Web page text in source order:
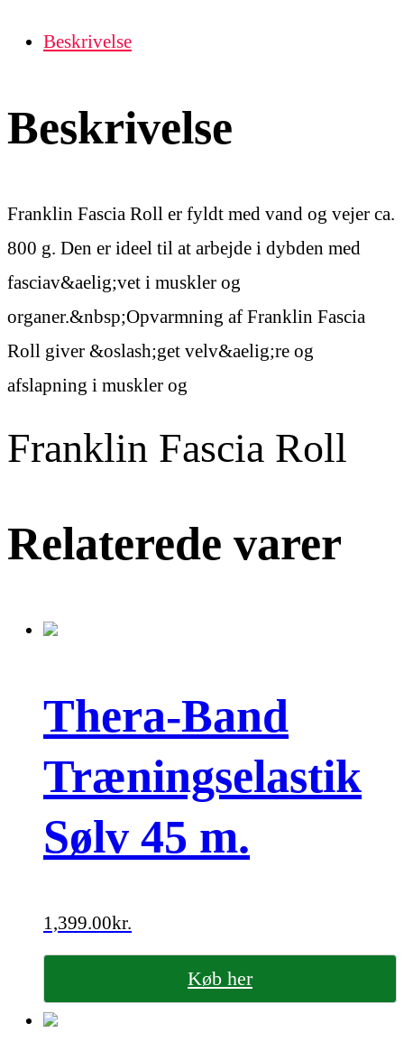
Beskrivelse
Beskrivelse
Franklin Fascia Roll er fyldt med vand og vejer ca.
800 g. Den er ideel til at arbejde i dybden med
fasciav&aelig;vet i muskler og
organer.&nbsp;Opvarmning af Franklin Fascia
Roll giver &oslash;get velv&aelig;re og
afslapning i muskler og
Franklin Fascia Roll
Relaterede varer
Thera-Band
Træningselastik
Sølv 45 m.
1,399.00kr.
Køb her